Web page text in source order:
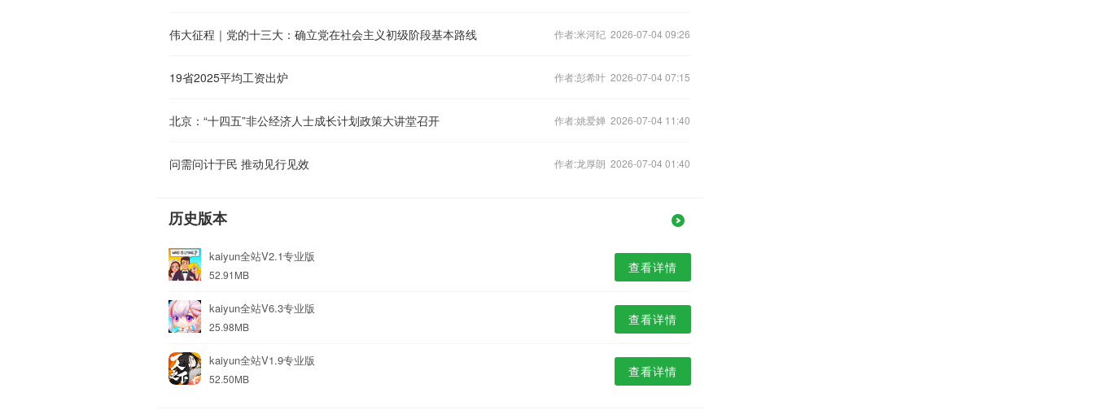
伟大征程｜党的十三大：确立党在社会主义初级阶段基本路线 作者:米河纪 2026-07-04 09:26
19省2025平均工资出炉 作者:彭希叶 2026-07-04 07:15
北京：“十四五”非公经济人士成长计划政策大讲堂召开 作者:姚爱婵 2026-07-04 11:40
问需问计于民 推动见行见效 作者:龙厚朗 2026-07-04 01:40
历史版本
kaiyun全站V2.1专业版
52.91MB 查看详情
kaiyun全站V6.3专业版
25.98MB 查看详情
kaiyun全站V1.9专业版
52.50MB 查看详情